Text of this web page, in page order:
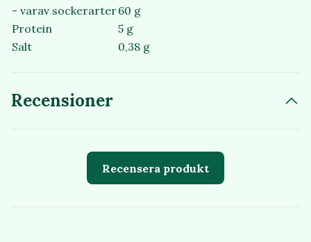
- varav sockerarter60 g
Protein
5 g
Salt
0,38 g
Recensioner
Recensera produkt